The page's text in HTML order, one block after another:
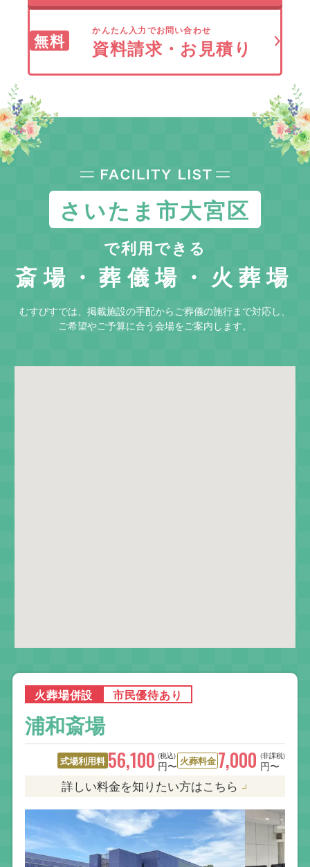
無料
かんたん入力でお問い合わせ
資料請求・お見積り
さいたま市大宮区
で利用できる
斎場・葬儀場・火葬場
むすびすでは、掲載施設の手配からご葬儀の施行まで対応し、
ご希望やご予算に合う会場をご案内します。
火葬場併設 市民優待あり
浦和斎場
式場利用料 (税込)
56,100 円〜 火葬料金 (非課税)
7,000 円〜
詳しい料金を知りたい方はこちら